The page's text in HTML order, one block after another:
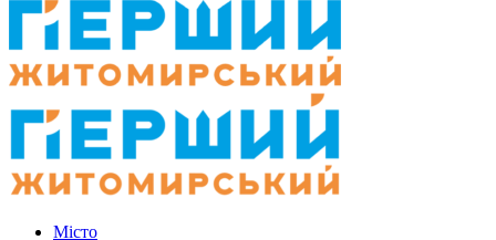
Місто